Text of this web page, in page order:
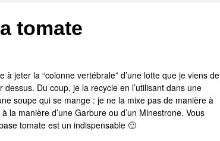
tomate
jeter la “colonne vertébrale” d’une lotte que je viens de
Du coup, je la recycle en l’utilisant dans une
soupe qui se mange : je ne la mixe pas de manière à
manière d’une Garbure ou d’un Minestrone. Vous
tomate est un indispensable 🙂